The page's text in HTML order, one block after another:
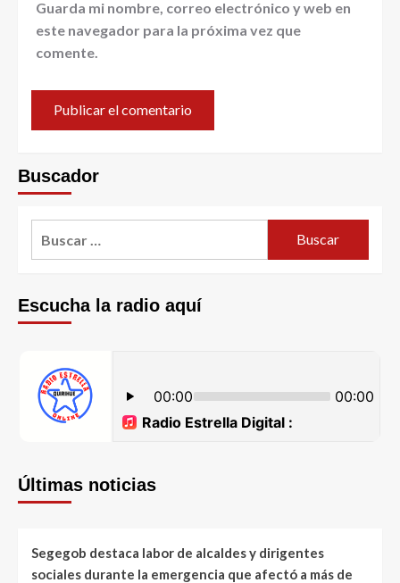
Guarda mi nombre, correo electrónico y web en
este navegador para la próxima vez que
comente.
Buscador
Escucha la radio aquí
Últimas noticias
Segegob destaca labor de alcaldes y dirigentes
sociales durante la emergencia que afectó a más de